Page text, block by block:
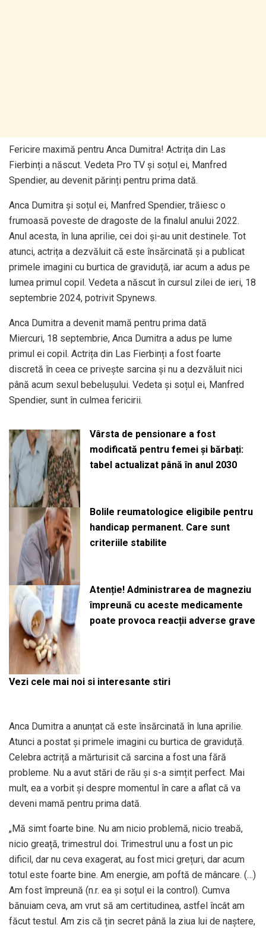
Fericire maximă pentru Anca Dumitra! Actrița din Las
Fierbinți a născut. Vedeta Pro TV și soțul ei, Manfred
Spendier, au devenit părinți pentru prima dată.
Anca Dumitra și soțul ei, Manfred Spendier, trăiesc o
frumoasă poveste de dragoste de la finalul anului 2022.
Anul acesta, în luna aprilie, cei doi și-au unit destinele. Tot
atunci, actrița a dezvăluit că este însărcinată și a publicat
primele imagini cu burtica de graviduță, iar acum a adus pe
lumea primul copil. Vedeta a născut în cursul zilei de ieri, 18
septembrie 2024, potrivit Spynews.
Anca Dumitra a devenit mamă pentru prima dată
Miercuri, 18 septembrie, Anca Dumitra a adus pe lume
primul ei copil. Actrița din Las Fierbinți a fost foarte
discretă în ceea ce privește sarcina și nu a dezvăluit nici
până acum sexul bebelușului. Vedeta și soțul ei, Manfred
Spendier, sunt în culmea fericirii.
Vârsta de pensionare a fost
modificată pentru femei și bărbați:
tabel actualizat până în anul 2030
Bolile reumatologice eligibile pentru
handicap permanent. Care sunt
criteriile stabilite
Atenție! Administrarea de magneziu
împreună cu aceste medicamente
poate provoca reacții adverse grave
Vezi cele mai noi si interesante stiri
Anca Dumitra a anunțat că este însărcinată în luna aprilie.
Atunci a postat și primele imagini cu burtica de graviduță.
Celebra actriță a mărturisit că sarcina a fost una fără
probleme. Nu a avut stări de rău și s-a simțit perfect. Mai
mult, ea a vorbit și despre momentul în care a aflat că va
deveni mamă pentru prima dată.
„Mă simt foarte bine. Nu am nicio problemă, nicio treabă,
nicio greață, trimestrul doi. Trimestrul unu a fost un pic
dificil, dar nu ceva exagerat, au fost mici grețuri, dar acum
totul este foarte bine. Am energie, am poftă de mâncare. (…)
Am fost împreună (n.r. ea și soțul ei la control). Cumva
bănuiam ceva, am vrut să am certitudinea, astfel încât am
făcut testul. Am zis că țin secret până la ziua lui de naștere,